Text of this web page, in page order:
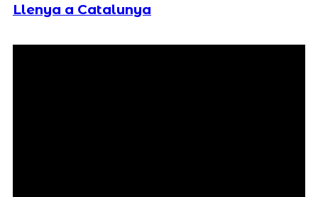
Llenya a Catalunya